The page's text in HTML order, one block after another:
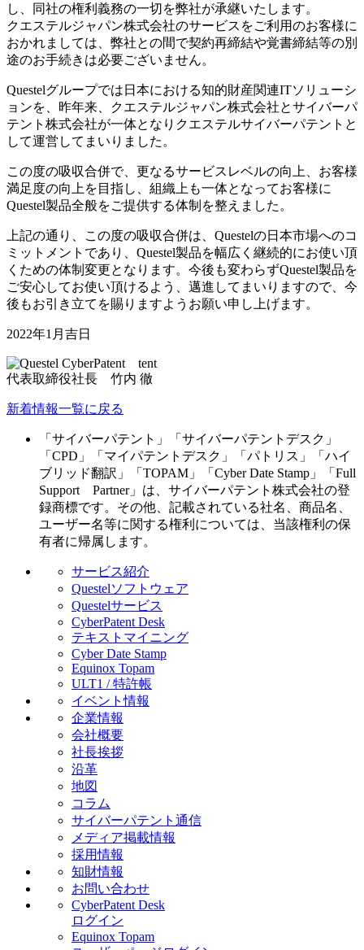
し、同社の権利義務の一切を弊社が承継いたします。
クエステルジャパン株式会社のサービスをご利用のお客様に
おかれましては、弊社との間で契約再締結や覚書締結等の別
途のお手続きは必要ございません。
Questelグループでは日本における知的財産関連ITソリューシ
ョンを、昨年来、クエステルジャパン株式会社とサイバーパ
テント株式会社が一体となりクエステルサイバーパテントと
して運営してまいりました。
この度の吸収合併で、更なるサービスレベルの向上、お客様
満足度の向上を目指し、組織上も一体となってお客様に
Questel製品全般をご提供する体制を整えました。
上記の通り、この度の吸収合併は、Questelの日本市場へのコ
ミットメントであり、Questel製品を幅広く継続的にお使い頂
くための体制変更となります。今後も変わらずQuestel製品を
ご安心してお使い頂けるよう、邁進してまいりますので、今
後もお引き立てを賜りますようお願い申し上げます。
2022年1月吉日
代表取締役社長 竹内 徹
新着情報一覧に戻る
「サイバーパテント」「サイバーパテントデスク」
「CPD」「マイパテントデスク」「パトリス」「ハイ
ブリッド翻訳」「TOPAM」「Cyber Date Stamp」「Full
Support Partner」は、サイバーパテント株式会社の登
録商標です。その他、記載されている社名、商品名、
ユーザー名等に関する権利については、当該権利の保
有者に帰属します。
サービス紹介
Questelソフトウェア
Questelサービス
CyberPatent Desk
テキストマイニング
Cyber Date Stamp
Equinox Topam
ULT1 / 特許帳
イベント情報
企業情報
会社概要
社長挨拶
沿革
地図
コラム
サイバーパテント通信
メディア掲載情報
採用情報
知財情報
お問い合わせ
CyberPatent Desk
ログイン
Equinox Topam